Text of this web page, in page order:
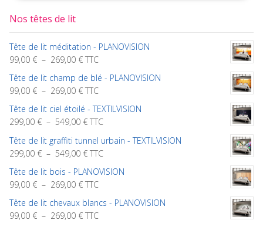
Nos têtes de lit
Tête de lit méditation - PLANOVISION
99,00 € – 269,00 €Plage
prix :
99,00 €
à
269,00 €
TTC
Tête de lit champ de blé - PLANOVISION
99,00 € – 269,00 €Plage
prix :
99,00 €
à
269,00 €
TTC
Tête de lit ciel étoilé - TEXTILVISION
299,00 € – 549,00 €Plage
prix :
299,00 €
à
549,00 €
TTC
Tête de lit graffiti tunnel urbain - TEXTILVISION
299,00 € – 549,00 €Plage
prix :
299,00 €
à
549,00 €
TTC
Tête de lit bois - PLANOVISION
99,00 € – 269,00 €Plage
prix :
99,00 €
TTC
Tête de lit chevaux blancs - PLANOVISION
99,00 € – 269,00 €Plage
TTC